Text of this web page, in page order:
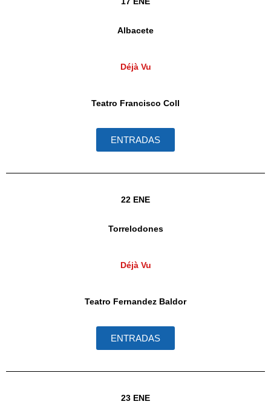
Albacete
Déjà Vu
Teatro Francisco Coll
ENTRADAS
22 ENE
Torrelodones
Déjà Vu
Teatro Fernandez Baldor
ENTRADAS
23 ENE